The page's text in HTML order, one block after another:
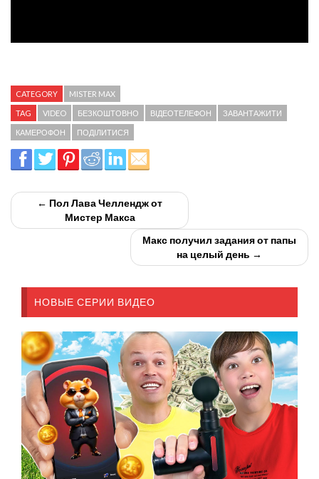
CATEGORY MISTER MAX
TAG VIDEO БЕЗКОШТОВНО ВІДЕОТЕЛЕФОН ЗАВАНТАЖИТИ
КАМЕРОФОН ПОДІЛИТИСЯ
← Пол Лава Челлендж от
Мистер Макса
Макс получил задания от папы
на целый день →
НОВЫЕ СЕРИИ ВИДЕО